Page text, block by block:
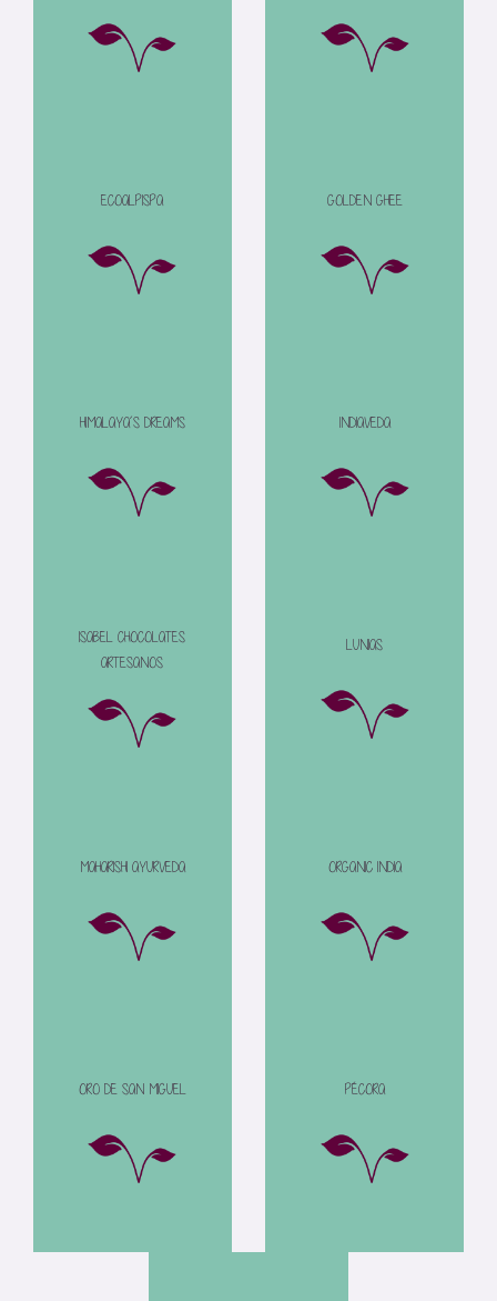
ECOALPISPA GOLDEN GHEE
HIMALAYA´S DREAMS INDIAVEDA
ISABEL CHOCOLATES
ARTESANOS
LUNIAS
MAHARISHI AYURVEDA ORGANIC INDIA
ORO DE SAN MIGUEL PÉCORA